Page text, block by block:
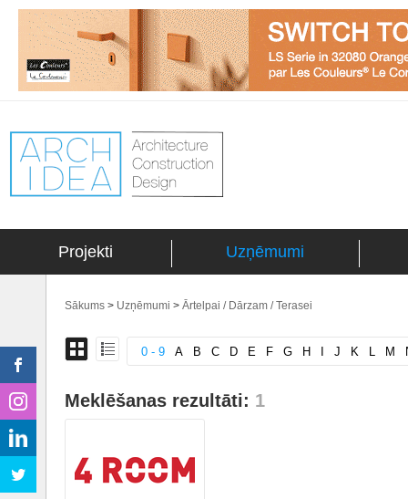
Projekti Uzņēmumi
Sākums > Uzņēmumi > Ārtelpai / Dārzam / Terasei
0 - 9 A B C D E F G H J K L M
Meklēšanas rezultāti: 1